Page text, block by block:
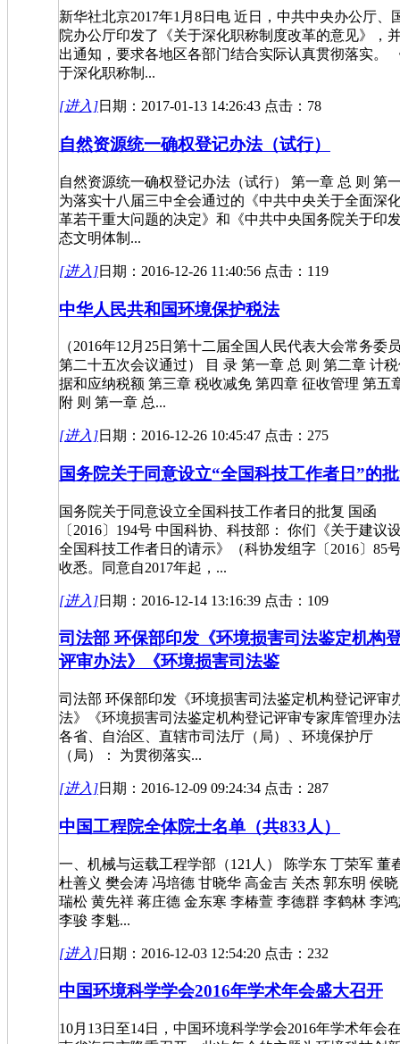
新华社北京2017年1月8日电 近日，中共中央办公厅、
院办公厅印发了《关于深化职称制度改革的意见》，
出通知，要求各地区各部门结合实际认真贯彻落实。
于深化职称制...
[进入]日期：2017-01-13 14:26:43 点击：78
自然资源统一确权登记办法（试行）
自然资源统一确权登记办法（试行） 第一章 总 则 第
为落实十八届三中全会通过的《中共中央关于全面深
革若干重大问题的决定》和《中共中央国务院关于印
态文明体制...
[进入]日期：2016-12-26 11:40:56 点击：119
中华人民共和国环境保护税法
（2016年12月25日第十二届全国人民代表大会常务委
第二十五次会议通过） 目 录 第一章 总 则 第二章 计
据和应纳税额 第三章 税收减免 第四章 征收管理 第五
附 则 第一章 总...
[进入]日期：2016-12-26 10:45:47 点击：275
国务院关于同意设立“全国科技工作者日”的
国务院关于同意设立全国科技工作者日的批复 国函
〔2016〕194号 中国科协、科技部： 你们《关于建议
全国科技工作者日的请示》（科协发组字〔2016〕85
收悉。同意自2017年起，...
[进入]日期：2016-12-14 13:16:39 点击：109
司法部 环保部印发《环境损害司法鉴定机构
评审办法》《环境损害司法鉴
司法部 环保部印发《环境损害司法鉴定机构登记评审
法》《环境损害司法鉴定机构登记评审专家库管理办
各省、自治区、直辖市司法厅（局）、环境保护厅
（局）： 为贯彻落实...
[进入]日期：2016-12-09 09:24:34 点击：287
中国工程院全体院士名单（共833人）
一、机械与运载工程学部（121人） 陈学东 丁荣军 董
杜善义 樊会涛 冯培德 甘晓华 高金吉 关杰 郭东明 侯
瑞松 黄先祥 蒋庄德 金东寒 李椿萱 李德群 李鹤林 李
李骏 李魁...
[进入]日期：2016-12-03 12:54:20 点击：232
中国环境科学学会2016年学术年会盛大召开
10月13日至14日，中国环境科学学会2016年学术年会